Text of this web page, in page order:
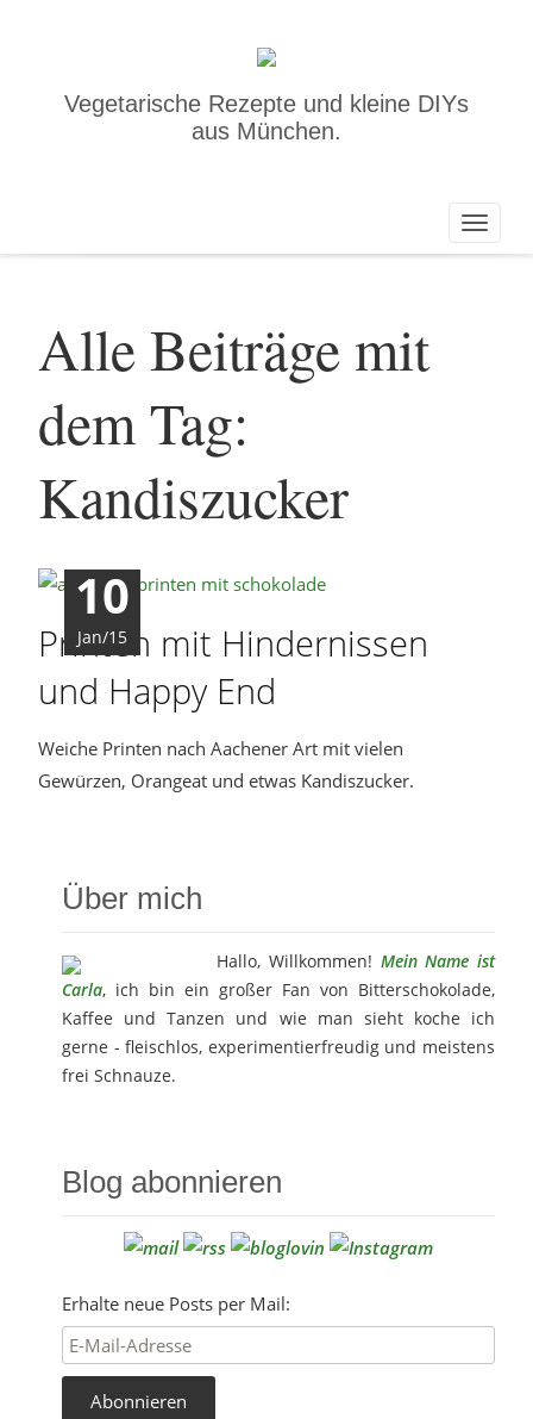
Vegetarische Rezepte und kleine DIYs
aus München.
Toggle
Alle Beiträge mit
dem Tag:
Kandiszucker
10
Jan/15
Printen mit Hindernissen
und Happy End
Weiche Printen nach Aachener Art mit vielen
Gewürzen, Orangeat und etwas Kandiszucker.
Über mich
Hallo, Willkommen! Mein Name ist
Carla, ich bin ein großer Fan von Bitterschokolade,
Kaffee und Tanzen und wie man sieht koche ich
gerne - fleischlos, experimentierfreudig und meistens
frei Schnauze.
Blog abonnieren
Erhalte neue Posts per Mail: